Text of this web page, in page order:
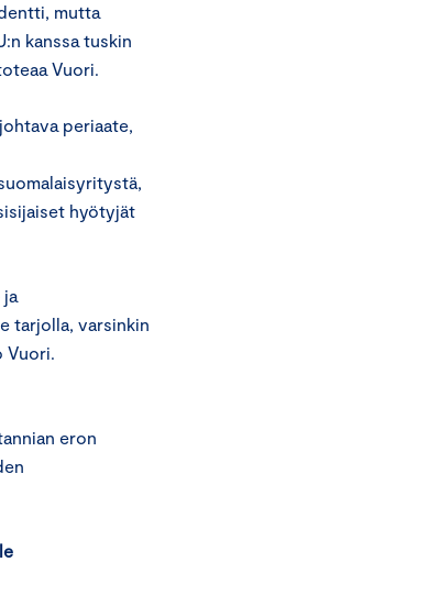
mutta
kanssa tuskin
Vuori.
periaate,
hyötyjät
ja
tarjolla, varsinkin
Vuori.
eron